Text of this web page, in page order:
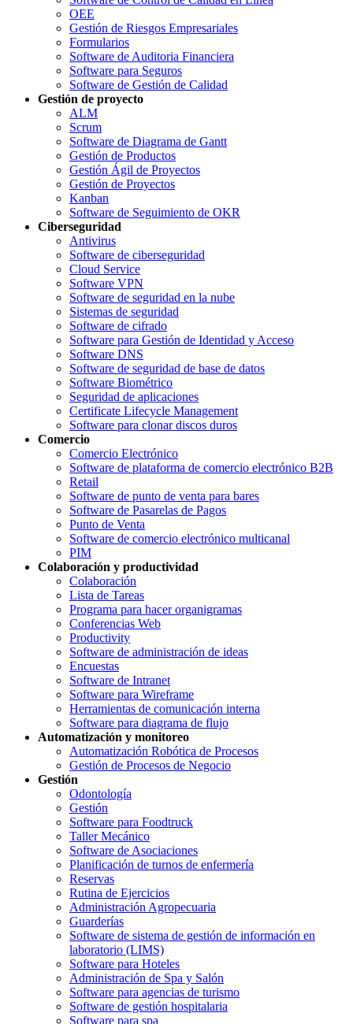
OEE
Gestión de Riesgos Empresariales
Formularios
Software de Auditoria Financiera
Software para Seguros
Software de Gestión de Calidad
Gestión de proyecto
ALM
Scrum
Software de Diagrama de Gantt
Gestión de Productos
Gestión Ágil de Proyectos
Gestión de Proyectos
Kanban
Software de Seguimiento de OKR
Ciberseguridad
Antivirus
Software de ciberseguridad
Cloud Service
Software VPN
Software de seguridad en la nube
Sistemas de seguridad
Software de cifrado
Software para Gestión de Identidad y Acceso
Software DNS
Software de seguridad de base de datos
Software Biométrico
Seguridad de aplicaciones
Certificate Lifecycle Management
Software para clonar discos duros
Comercio
Comercio Electrónico
Software de plataforma de comercio electrónico B2B
Retail
Software de punto de venta para bares
Software de Pasarelas de Pagos
Punto de Venta
Software de comercio electrónico multicanal
PIM
Colaboración y productividad
Colaboración
Lista de Tareas
Programa para hacer organigramas
Conferencias Web
Productivity
Software de administración de ideas
Encuestas
Software de Intranet
Software para Wireframe
Herramientas de comunicación interna
Software para diagrama de flujo
Automatización y monitoreo
Automatización Robótica de Procesos
Gestión de Procesos de Negocio
Gestión
Odontología
Gestión
Software para Foodtruck
Taller Mecánico
Software de Asociaciones
Planificación de turnos de enfermería
Reservas
Rutina de Ejercicios
Administración Agropecuaria
Guarderías
Software de sistema de gestión de información en
laboratorio (LIMS)
Software para Hoteles
Administración de Spa y Salón
Software para agencias de turismo
Software de gestión hospitalaria
Software para spa